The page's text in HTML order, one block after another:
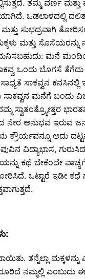
ತಮ್ಮ ವರ್ಣ
ಒಡಲಾಳದಲ್ಲಿ
ಸುಭದ್ರವಾಗಿ
ಮತ್ತು
ಮನೆ
ಒಂದು ಬೊಗಸೆ
ಸಾಕವ್ವನ
ಮನೆಗೆ ಬಂದು
ಸ್ವಾತಂತ್ರ್ಯೋತ್ತರ
ಅನುಭವ ಇರುವ
ಕ್ರೌರ್ಯವನ್ನೂ ಅದು
ಶಿವುವಿನ ವಿದ್ಯಾಭಾಸ,
ಕಥೆ ಬೇಕೆಂದೇ
ತೋರಿಸಿದೆ. ಒಟ್ಟಾರೆ ಇಡೀ
ತನ್ನೆಲ್ಲಾ
ನಮ್ಮಲ್ಲಿ ಎಂಬುದು